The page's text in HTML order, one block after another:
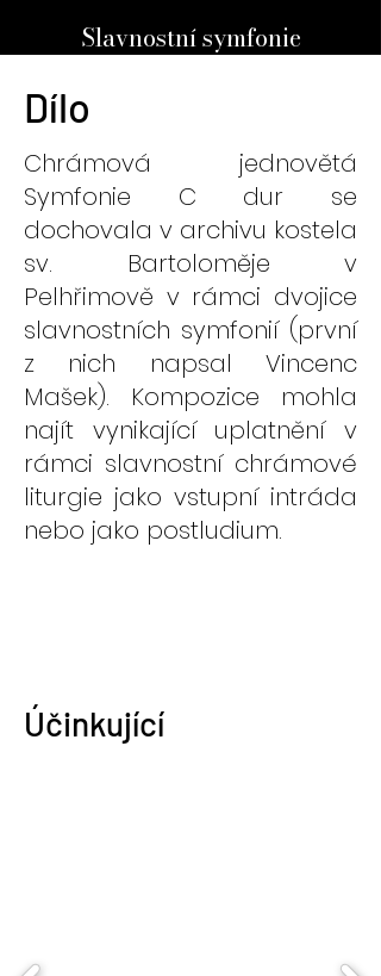
Slavnostní symfonie
Dílo
Chrámová jednovětá
Symfonie C dur se
dochovala v archivu kostela
sv. Bartoloměje v
Pelhřimově v rámci dvojice
slavnostních symfonií (první
z nich napsal Vincenc
Mašek). Kompozice mohla
najít vynikající uplatnění v
rámci slavnostní chrámové
liturgie jako vstupní intráda
nebo jako postludium.
Účinkující